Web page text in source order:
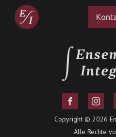
Copyright © 2026
Alle Rechte